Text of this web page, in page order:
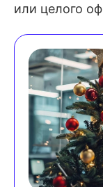
или целого